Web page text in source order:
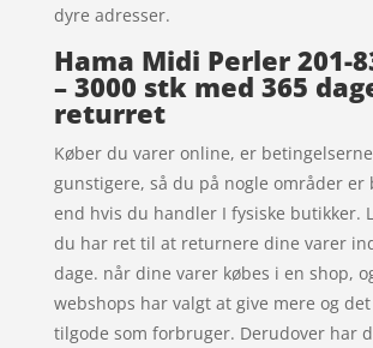
dyre adresser.
Hama Midi Perler 201-
– 3000 stk med 365
returret
Køber du varer online, er
gunstigere, så du på nogle områder er
end hvis du handler I fysiske butikker.
du har ret til at returnere dine varer
dage. når dine varer købes i en shop,
webshops har valgt at give mere og
tilgode som forbruger. Derudover har